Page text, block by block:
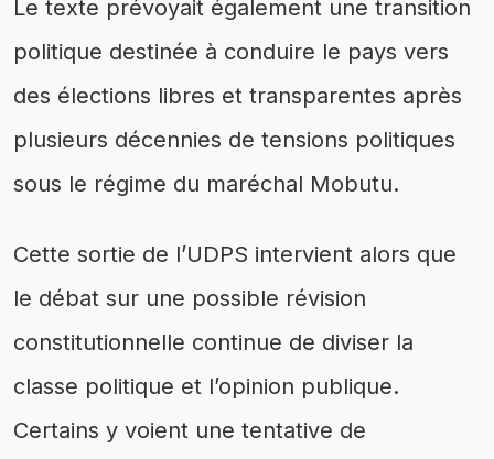
Le texte prévoyait également une transition
politique destinée à conduire le pays vers
des élections libres et transparentes après
plusieurs décennies de tensions politiques
sous le régime du maréchal Mobutu.
Cette sortie de l’UDPS intervient alors que
le débat sur une possible révision
constitutionnelle continue de diviser la
classe politique et l’opinion publique.
Certains y voient une tentative de